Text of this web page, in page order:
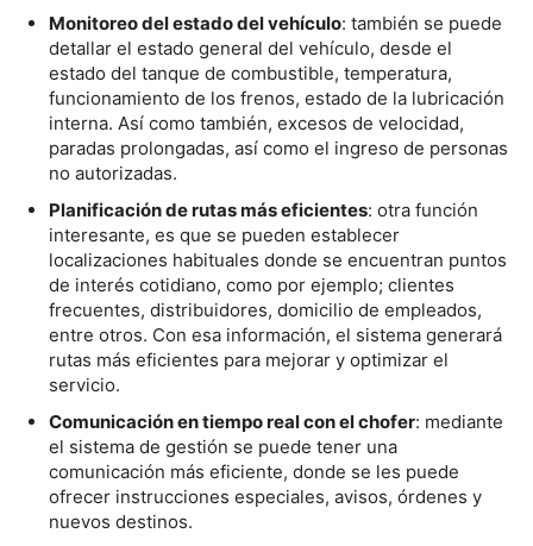
Monitoreo del estado del vehículo: también se puede
detallar el estado general del vehículo, desde el
estado del tanque de combustible, temperatura,
funcionamiento de los frenos, estado de la lubricación
interna. Así como también, excesos de velocidad,
paradas prolongadas, así como el ingreso de personas
no autorizadas.
Planificación de rutas más eficientes: otra función
interesante, es que se pueden establecer
localizaciones habituales donde se encuentran puntos
de interés cotidiano, como por ejemplo; clientes
frecuentes, distribuidores, domicilio de empleados,
entre otros. Con esa información, el sistema generará
rutas más eficientes para mejorar y optimizar el
servicio.
Comunicación en tiempo real con el chofer: mediante
el sistema de gestión se puede tener una
comunicación más eficiente, donde se les puede
ofrecer instrucciones especiales, avisos, órdenes y
nuevos destinos.